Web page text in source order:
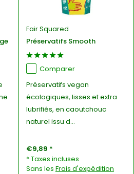
Fair Squared
Préservatifs Smooth
Comparer
Préservatifs vegan
écologiques, lisses et extra
lubrifiés, en caoutchouc
naturel issu d...
€9,89 *
* Taxes incluses
Sans les Frais d'expédition